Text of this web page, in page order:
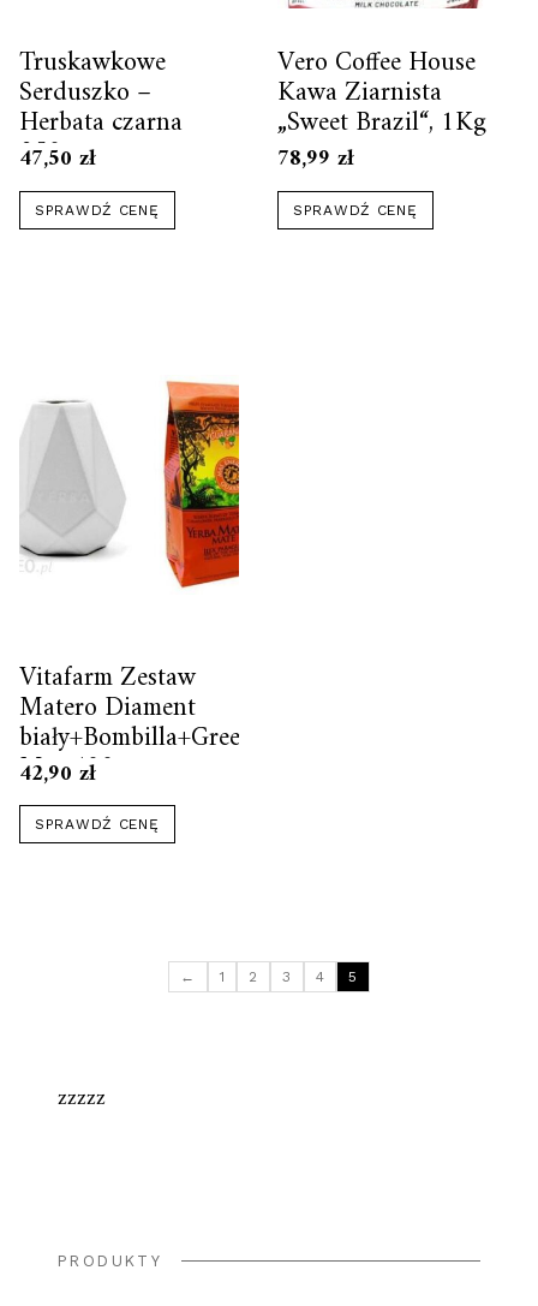
Truskawkowe
Serduszko –
Herbata czarna
250g
47,50 zł
SPRAWDŹ CENĘ
Vero Coffee House
Kawa Ziarnista
„Sweet Brazil“, 1Kg
78,99zł
SPRAWDŹ CENĘ
Vitafarm Zestaw
Matero Diament
biały+Bombilla+Green
Mas 400g
42,90 zł
SPRAWDŹ CENĘ
← 1 2 3 4 5
zzzzz
PRODUKTY